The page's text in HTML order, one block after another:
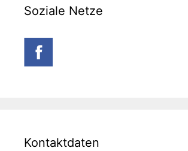
Soziale Netze
Kontaktdaten